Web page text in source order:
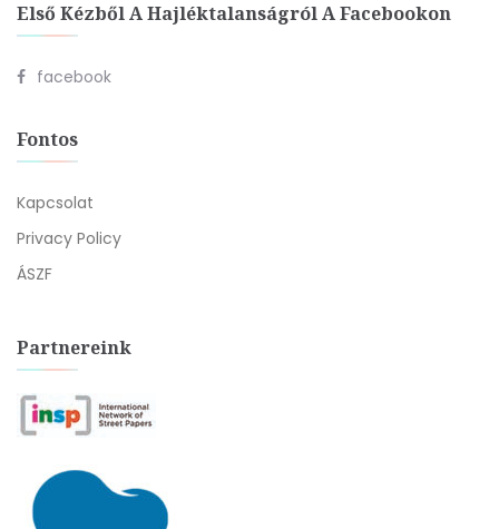
Első Kézből A Hajléktalanságról A Facebookon
facebook
Fontos
Kapcsolat
Privacy Policy
ÁSZF
Partnereink